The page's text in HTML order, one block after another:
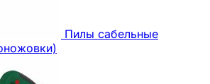
Пилы сабельные